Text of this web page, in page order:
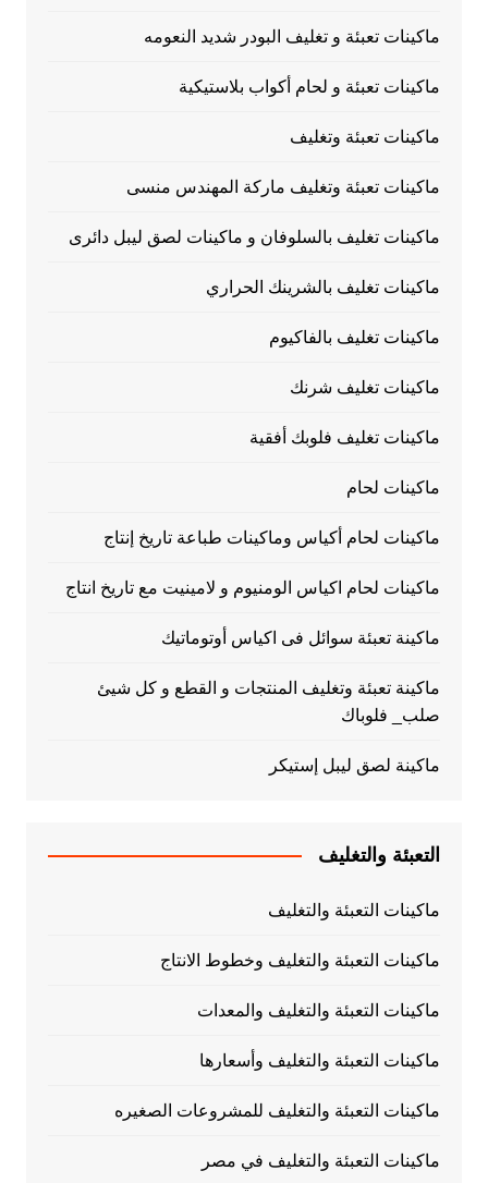
ماكينات تعبئة و تغليف البودر شديد النعومه
ماكينات تعبئة و لحام أكواب بلاستيكية
ماكينات تعبئة وتغليف
ماكينات تعبئة وتغليف ماركة المهندس منسى
ماكينات تغليف بالسلوفان و ماكينات لصق ليبل دائرى
ماكينات تغليف بالشرينك الحراري
ماكينات تغليف بالفاكيوم
ماكينات تغليف شرنك
ماكينات تغليف فلوبك أفقية
ماكينات لحام
ماكينات لحام أكياس وماكينات طباعة تاريخ إنتاج
ماكينات لحام اكياس الومنيوم و لامينيت مع تاريخ انتاج
ماكينة تعبئة سوائل فى اكياس أوتوماتيك
ماكينة تعبئة وتغليف المنتجات و القطع و كل شيئ
صلب_ فلوباك
ماكينة لصق ليبل إستيكر
التعبئة والتغليف
ماكينات التعبئة والتغليف
ماكينات التعبئة والتغليف وخطوط الانتاج
ماكينات التعبئة والتغليف والمعدات
ماكينات التعبئة والتغليف وأسعارها
ماكينات التعبئة والتغليف للمشروعات الصغيره
ماكينات التعبئة والتغليف في مصر